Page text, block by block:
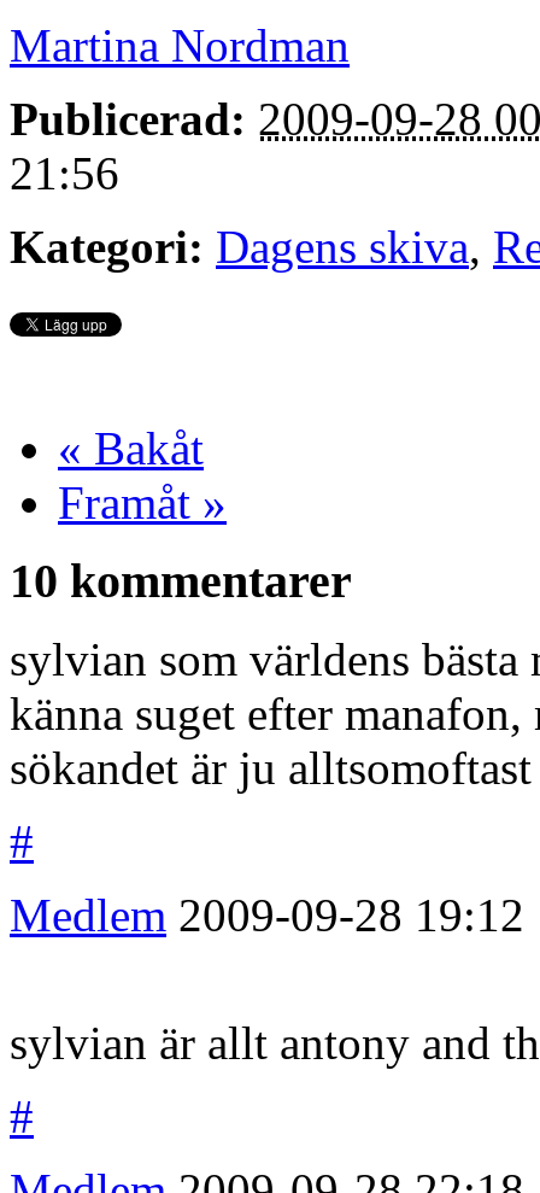
Martina Nordman
Publicerad: 2009-09-28
21:56
Kategori: Dagens skiva,
« Bakåt
Framåt »
10 kommentarer
sylvian som världens
känna suget efter
sökandet är ju
#
Medlem 2009-09-28 19:12
sylvian är allt antony and
#